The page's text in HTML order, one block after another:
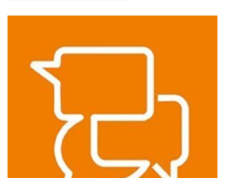
Achternaam
-- Kies --
Aantal medewerkers
Bedrijfsnaam